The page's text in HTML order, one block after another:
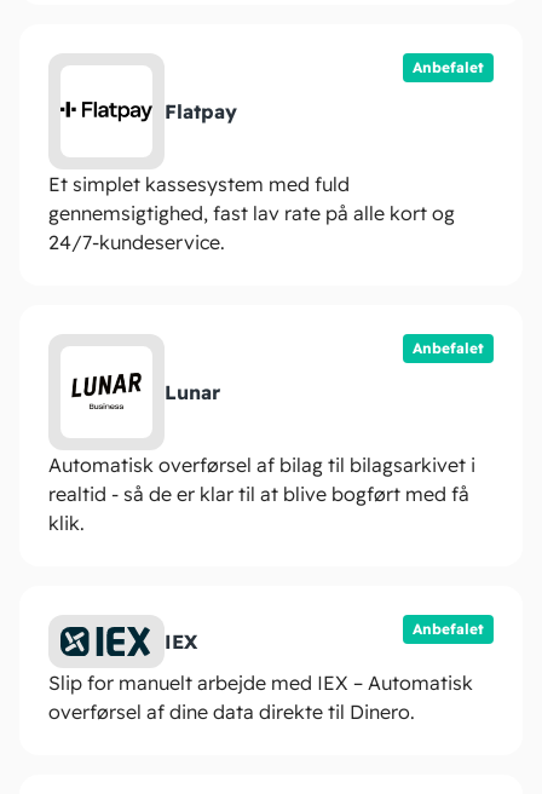
Anbefalet
Flatpay
Et simplet kassesystem med fuld
gennemsigtighed, fast lav rate på alle kort og
24/7-kundeservice.
Anbefalet
Lunar
Automatisk overførsel af bilag til bilagsarkivet i
realtid - så de er klar til at blive bogført med få
klik.
Anbefalet
IEX
Slip for manuelt arbejde med IEX – Automatisk
overførsel af dine data direkte til Dinero.